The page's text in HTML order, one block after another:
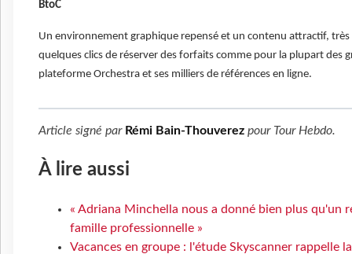
BtoC
Un environnement graphique repensé et un contenu attractif,
quelques clics de réserver des forfaits comme pour la plupart des
plateforme Orchestra et ses milliers de références en ligne.
Article signé par Rémi Bain-Thouverez pour Tour Hebdo.
À lire aussi
« Adriana Minchella nous a donné bien plus qu'un
famille professionnelle »
Vacances en groupe : l'étude Skyscanner rappelle